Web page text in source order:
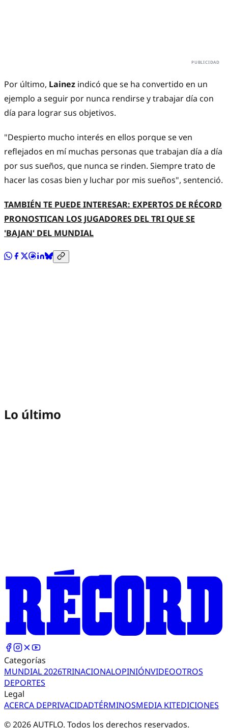
Por último, Lainez indicó que se ha convertido en un
ejemplo a seguir por nunca rendirse y trabajar día con
día para lograr sus objetivos.
"Despierto mucho interés en ellos porque se ven
reflejados en mí muchas personas que trabajan día a día
por sus sueños, que nunca se rinden. Siempre trato de
hacer las cosas bien y luchar por mis sueños", sentenció.
TAMBIÉN TE PUEDE INTERESAR: EXPERTOS DE RÉCORD
PRONOSTICAN LOS JUGADORES DEL TRI QUE SE
'BAJAN' DEL MUNDIAL
Lo último
Categorías
MUNDIAL 2026TRINACIONALOPINIÓNVIDEOOTROS
DEPORTES
Legal
ACERCA DEPRIVACIDADTÉRMINOSMEDIA KITEDICIONES
©2026AUTFLO. Todos los derechos reservados.